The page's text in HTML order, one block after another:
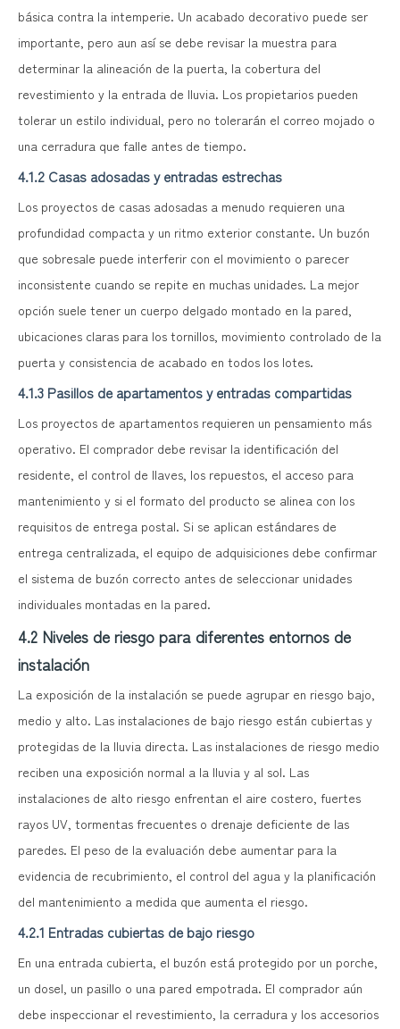
básica contra la intemperie. Un acabado decorativo puede ser
importante, pero aun así se debe revisar la muestra para
determinar la alineación de la puerta, la cobertura del
revestimiento y la entrada de lluvia. Los propietarios pueden
tolerar un estilo individual, pero no tolerarán el correo mojado o
una cerradura que falle antes de tiempo.
4.1.2 Casas adosadas y entradas estrechas
Los proyectos de casas adosadas a menudo requieren una
profundidad compacta y un ritmo exterior constante. Un buzón
que sobresale puede interferir con el movimiento o parecer
inconsistente cuando se repite en muchas unidades. La mejor
opción suele tener un cuerpo delgado montado en la pared,
ubicaciones claras para los tornillos, movimiento controlado de la
puerta y consistencia de acabado en todos los lotes.
4.1.3 Pasillos de apartamentos y entradas compartidas
Los proyectos de apartamentos requieren un pensamiento más
operativo. El comprador debe revisar la identificación del
residente, el control de llaves, los repuestos, el acceso para
mantenimiento y si el formato del producto se alinea con los
requisitos de entrega postal. Si se aplican estándares de
entrega centralizada, el equipo de adquisiciones debe confirmar
el sistema de buzón correcto antes de seleccionar unidades
individuales montadas en la pared.
4.2 Niveles de riesgo para diferentes entornos de
instalación
La exposición de la instalación se puede agrupar en riesgo bajo,
medio y alto. Las instalaciones de bajo riesgo están cubiertas y
protegidas de la lluvia directa. Las instalaciones de riesgo medio
reciben una exposición normal a la lluvia y al sol. Las
instalaciones de alto riesgo enfrentan el aire costero, fuertes
rayos UV, tormentas frecuentes o drenaje deficiente de las
paredes. El peso de la evaluación debe aumentar para la
evidencia de recubrimiento, el control del agua y la planificación
del mantenimiento a medida que aumenta el riesgo.
4.2.1 Entradas cubiertas de bajo riesgo
En una entrada cubierta, el buzón está protegido por un porche,
un dosel, un pasillo o una pared empotrada. El comprador aún
debe inspeccionar el revestimiento, la cerradura y los accesorios